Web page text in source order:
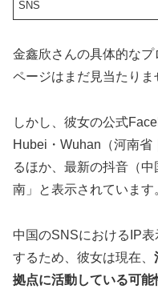
SNS
金鑫欣さんの具体的な
ページはまだ見当たりま
しかし、彼女の公式
Hubei・Wuhan（河南省
るほか、最新の抖音（
南」と表示されています
中国のSNSにおけるIP
するため、彼女は現在、
拠点に活動している可